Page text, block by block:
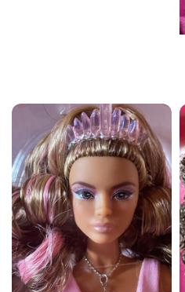
Angebote
Jobs
Foren